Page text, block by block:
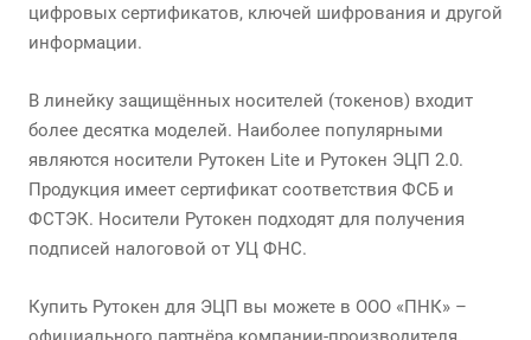
цифровых сертификатов, ключей шифрования и другой
информации.
В линейку защищённых носителей (токенов) входит
более десятка моделей. Наиболее популярными
являются носители Рутокен Lite и Рутокен ЭЦП 2.0.
Продукция имеет сертификат соответствия ФСБ и
ФСТЭК. Носители Рутокен подходят для получения
подписей налоговой от УЦ ФНС.
Купить Рутокен для ЭЦП вы можете в ООО «ПНК» –